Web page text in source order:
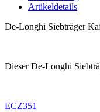
Artikeldetails
De-Longhi Siebträger
Dieser De-Longhi
ECZ351